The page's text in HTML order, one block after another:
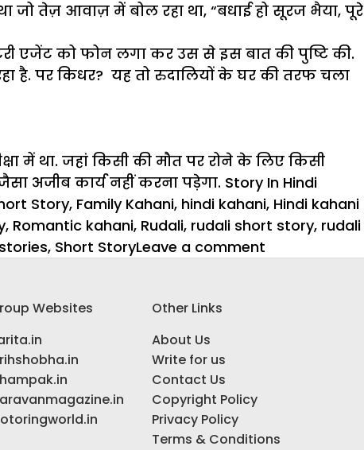
तेज़ आवाज़ में बोल रहा था, “बधाई हो सूरज भैया, पूरे
एजेंट को फोन लगा कर उस से इस बात की पुष्टि की.
है. पर किधर? यह तो रुदालियों के घर की तरफ चला
में था. जहां किसी की मौत पर रोने के लिए किसी
अजीब कार्य नहीं करना पड़ेगा. Story In Hindi
Story, Family Kahani, hindi kahani, Hindi kahani
, Romantic kahani, Rudali, rudali short story, rudali
, Short StoryLeave a comment
सरताज
Websites
Other Links
About Us
Write for us
Contact Us
Copyright Policy
Privacy Policy
Terms & Conditions